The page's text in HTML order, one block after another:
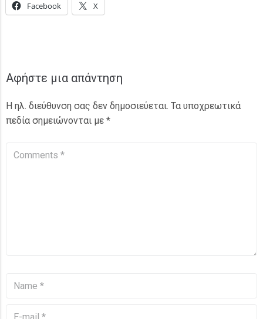
Facebook X
Αφήστε μια απάντηση
Η ηλ. διεύθυνση σας δεν δημοσιεύεται. Τα υποχρεωτικά
πεδία σημειώνονται με *